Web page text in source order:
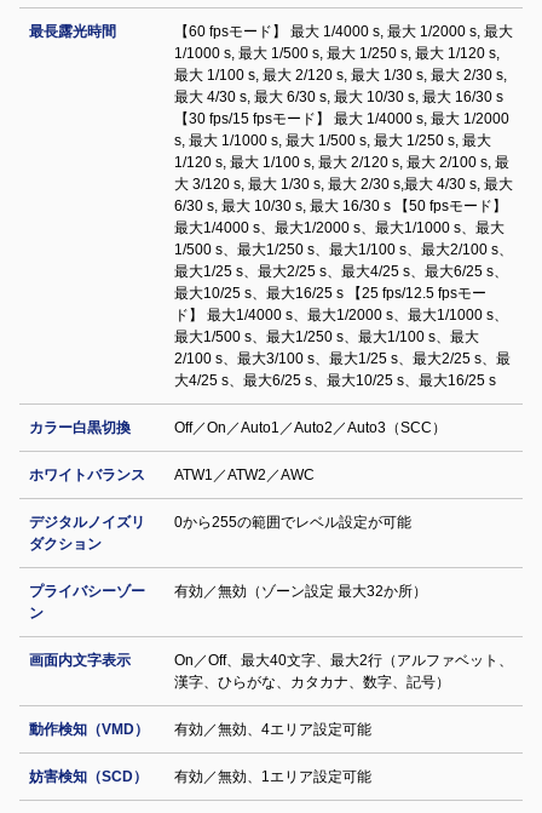
最長露光時間
【60 fpsモード】 最大 1/4000 s, 最大 1/2000 s, 最大
1/1000 s, 最大 1/500 s, 最大 1/250 s, 最大 1/120 s,
最大 1/100 s, 最大 2/120 s, 最大 1/30 s, 最大 2/30 s,
最大 4/30 s, 最大 6/30 s, 最大 10/30 s, 最大 16/30 s
【30 fps/15 fpsモード】 最大 1/4000 s, 最大 1/2000
s, 最大 1/1000 s, 最大 1/500 s, 最大 1/250 s, 最大
1/120 s, 最大 1/100 s, 最大 2/120 s, 最大 2/100 s, 最
大 3/120 s, 最大 1/30 s, 最大 2/30 s,最大 4/30 s, 最大
6/30 s, 最大 10/30 s, 最大 16/30 s 【50 fpsモード】
最大1/4000 s、最大1/2000 s、最大1/1000 s、最大
1/500 s、最大1/250 s、最大1/100 s、最大2/100 s、
最大1/25 s、最大2/25 s、最大4/25 s、最大6/25 s、
最大10/25 s、最大16/25 s 【25 fps/12.5 fpsモー
ド】 最大1/4000 s、最大1/2000 s、最大1/1000 s、
最大1/500 s、最大1/250 s、最大1/100 s、最大
2/100 s、最大3/100 s、最大1/25 s、最大2/25 s、最
大4/25 s、最大6/25 s、最大10/25 s、最大16/25 s
カラー白黒切換 Off／On／Auto1／Auto2／Auto3（SCC）
ホワイトバランス ATW1／ATW2／AWC
デジタルノイズリ
ダクション
0から255の範囲でレベル設定が可能
プライバシーゾー
ン
有効／無効（ゾーン設定 最大32か所）
画面内文字表示
On／Off、最大40文字、最大2行（アルファベット、
漢字、ひらがな、カタカナ、数字、記号）
動作検知（VMD） 有効／無効、4エリア設定可能
妨害検知（SCD） 有効／無効、1エリア設定可能